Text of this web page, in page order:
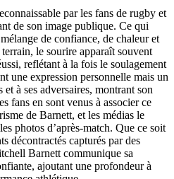
par les fans de rugby et
de son image publique. Ce qui
de confiance, de chaleur et
le sourire apparaît souvent
reflétant à la fois le soulagement
une expression personnelle mais un
à ses adversaires, montrant son
fans en sont venus à associer ce
de Barnett, et les médias le
photos d’après-match. Que ce soit
décontractés capturés par des
Barnett communique sa
ajoutant une profondeur à